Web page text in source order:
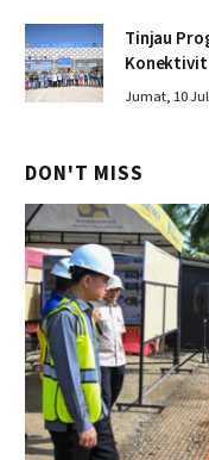
Tinjau
Jumat, 10
DON'T MISS